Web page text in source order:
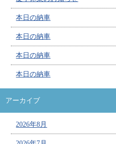
本日の納車
本日の納車
本日の納車
本日の納車
アーカイブ
2026年8月